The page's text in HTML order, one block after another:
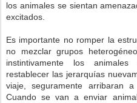
los animales se sientan
excitados.
Es importante no romper la
no mezclar grupos
instintivamente los
restablecer las jerarquías
viaje, seguramente arribaran
Cuando se van a enviar